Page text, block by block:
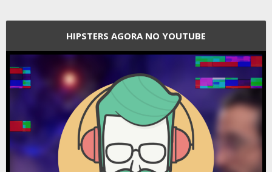
HIPSTERS AGORA NO YOUTUBE